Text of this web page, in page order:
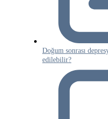
Doğum sonrası
edilebilir?